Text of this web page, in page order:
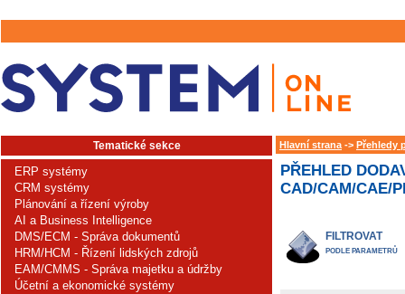
Tematické sekce
ERP systémy
CRM systémy
Plánování a řízení výroby
AI a Business Intelligence
DMS/ECM - Správa dokumentů
HRM/HCM - Řízení lidských zdrojů
EAM/CMMS - Správa majetku a údržby
Účetní a ekonomické systémy
Hlavní strana -> Přehledy
PŘEHLED
CAD/CAM/CAE/
FILTROVAT
PODLE PARAMETRŮ